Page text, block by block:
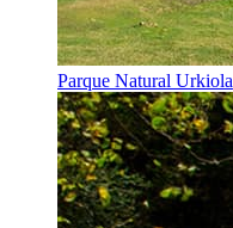
Parque Natural Urkiola